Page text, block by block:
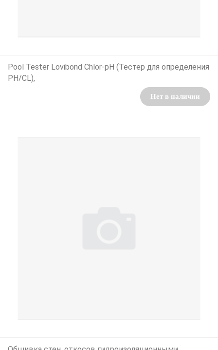
Pool Tester Lovibond Chlor-pH (Тестер для определения
РН/CL),
Нет в наличии